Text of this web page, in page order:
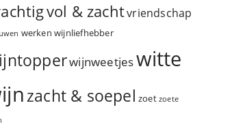
vol & zachtvriendschap
werken wijnliefhebber
wijnweetjeswitte
zacht & soepel zoet zoete